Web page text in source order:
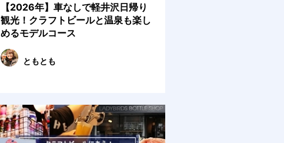
【2026年】車なしで軽井沢日帰り
観光！クラフトビールと温泉も楽し
めるモデルコース
ともとも